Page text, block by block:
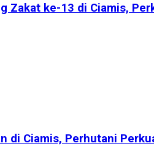
Zakat ke-13 di Ciamis,
di Ciamis, Perhutani